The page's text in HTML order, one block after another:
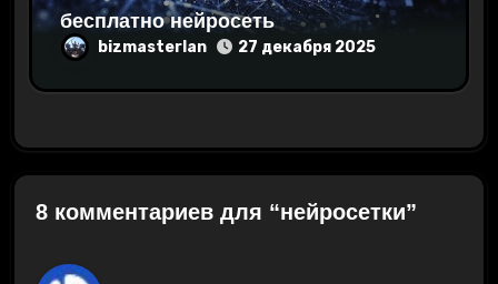
бесплатно нейросеть
bizmasterlan 27 декабря 2025
8 комментариев для “нейросетки”